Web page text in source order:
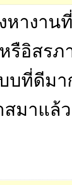
างาน
รือิสรภ
บที่ดีมา
สมาแล้